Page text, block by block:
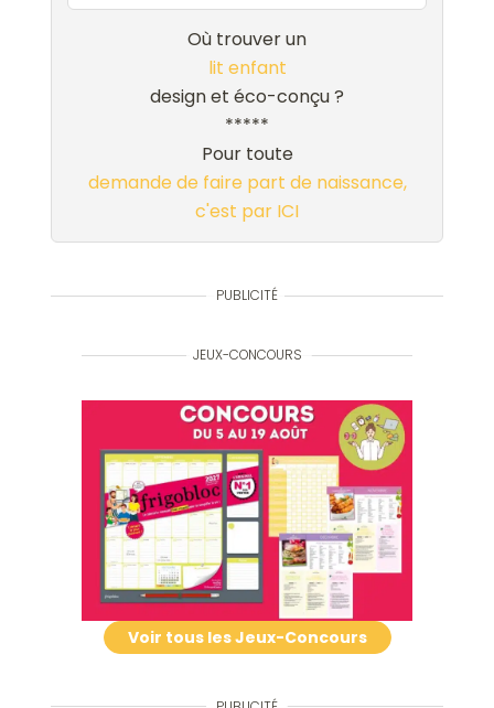
Où trouver un
lit enfant
design et éco-conçu ?
*****
Pour toute
demande de faire part de naissance,
c'est par ICI
PUBLICITÉ
JEUX-CONCOURS
Voir tous les Jeux-Concours